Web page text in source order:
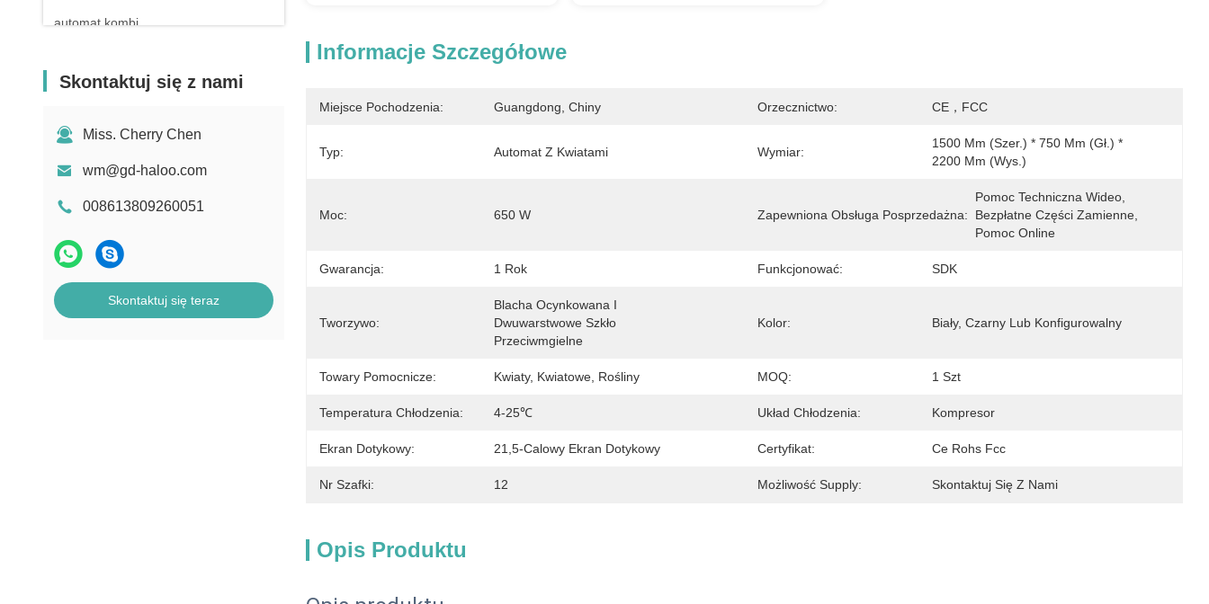
automat kombi
automat apteczny
płynie
Mini automat vendingowy
Automat do sprzedaży zabawek
Maszyna do sprzedaży paznokci
Skontaktuj się z nami
Miss. Cherry Chen
wm@gd-haloo.com
008613809260051
Skontaktuj się teraz
Informacje Szczegółowe
Miejsce Pochodzenia: Guangdong, Chiny Orzecznictwo: CE，FCC
Typ: Automat Z Kwiatami Wymiar:
1500 Mm (szer.) * 750 Mm (gł.) *
2200 Mm (wys.)
Moc: 650 W Zapewniona Obsługa Posprzedażna:
Pomoc Techniczna Wideo,
Bezpłatne Części Zamienne,
Pomoc Online
Gwarancja: 1 Rok Funkcjonować: SDK
Tworzywo:
Blacha Ocynkowana I
Dwuwarstwowe Szkło
Przeciwmgielne
Kolor: Biały, Czarny Lub Konfigurowalny
Towary Pomocnicze: Kwiaty, Kwiatowe, Rośliny MOQ: 1 Szt
Temperatura Chłodzenia: 4-25℃ Układ Chłodzenia: Kompresor
Ekran Dotykowy: 21,5-Calowy Ekran Dotykowy Certyfikat: Ce Rohs Fcc
Nr Szafki: 12 Możliwość Supply: Skontaktuj Się Z Nami
Opis Produktu